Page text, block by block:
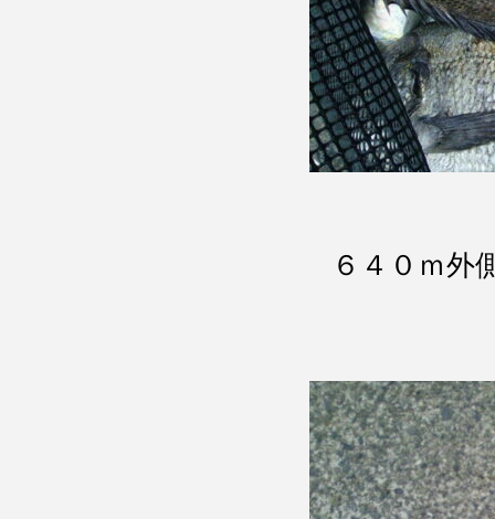
６４０ｍ